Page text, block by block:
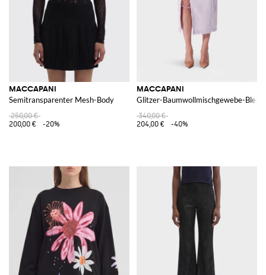
MACCAPANI
Semitransparenter Mesh-Body
250,00 €
200,00 €
-20%
MACCAPANI
Glitzer-Baumwollmischgewebe-
340,00 €
204,00 €
-40%